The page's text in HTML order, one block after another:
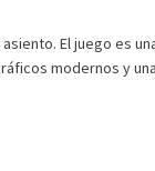
El juego es
modernos y